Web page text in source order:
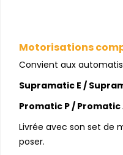
Motorisations
Convient aux
Supramatic E /
Promatic P /
Livrée avec son set de
poser.